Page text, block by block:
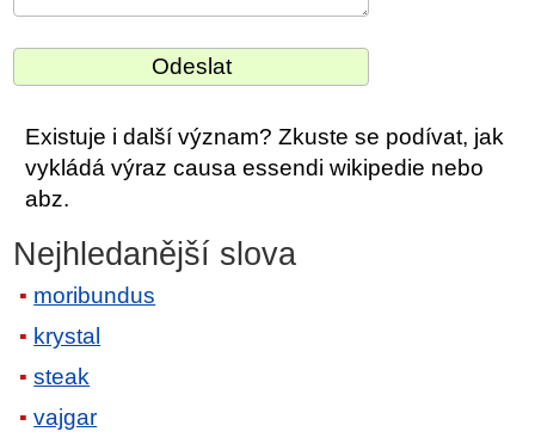
Existuje i další význam? Zkuste se podívat, jak
vykládá výraz causa essendi wikipedie nebo
abz.
Nejhledanější slova
moribundus
krystal
steak
vajgar